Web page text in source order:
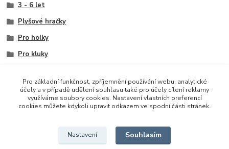
3 - 6 let
Plyšové hračky
Pro holky
Pro kluky
Ostatní
Ostatní
Pro základní funkčnost, zpříjemnění používání webu, analytické
účely a v případě udělení souhlasu také pro účely cílení reklamy
využíváme soubory cookies. Nastavení vlastních preferencí
cookies můžete kdykoli upravit odkazem ve spodní části stránek.
Nastavení Souhlasím